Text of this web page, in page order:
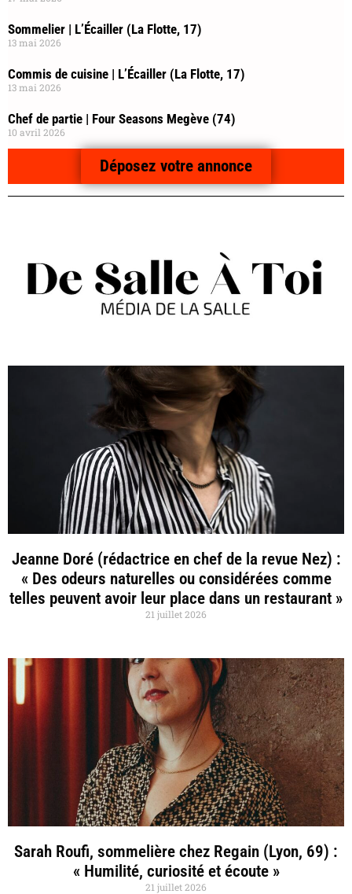
Sommelier | L’Écailler (La Flotte, 17)
13 mai 2026
Commis de cuisine | L’Écailler (La Flotte, 17)
13 mai 2026
Chef de partie | Four Seasons Megève (74)
10 avril 2026
Déposez votre annonce
Jeanne Doré (rédactrice en chef de la revue Nez) :
« Des odeurs naturelles ou considérées comme
telles peuvent avoir leur place dans un restaurant »
21 juillet 2026
Sarah Roufi, sommelière chez Regain (Lyon, 69) :
« Humilité, curiosité et écoute »
21 juillet 2026